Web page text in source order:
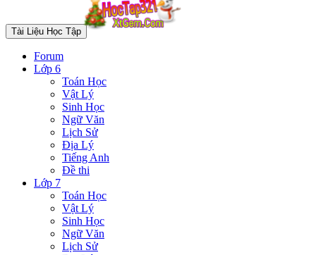
Tài Liệu Học Tập
Forum
Lớp 6
Toán Học
Vật Lý
Sinh Học
Ngữ Văn
Lịch Sử
Địa Lý
Tiếng Anh
Đề thi
Lớp 7
Toán Học
Vật Lý
Sinh Học
Ngữ Văn
Lịch Sử